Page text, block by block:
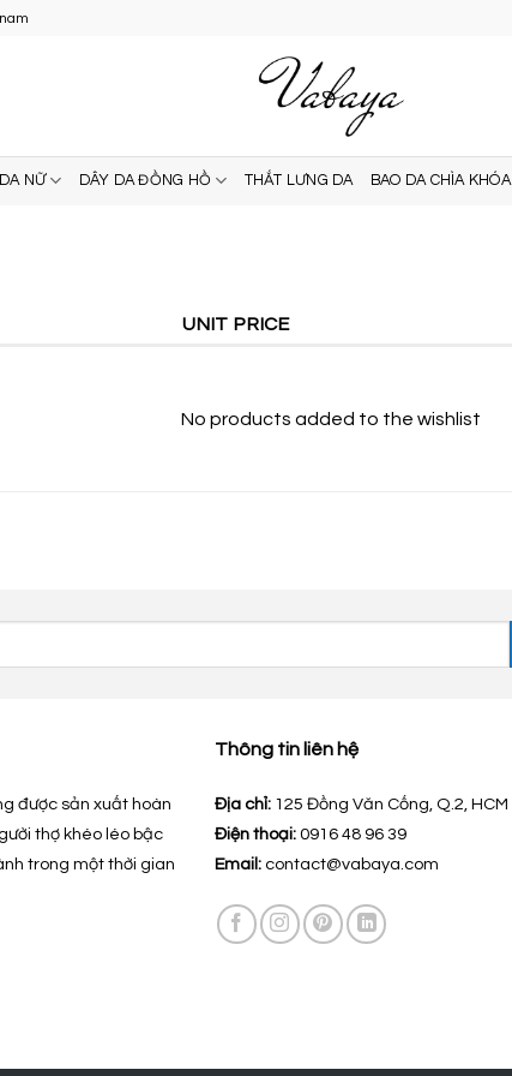
NỮ DÂY DA ĐỒNG HỒ THẮT LƯNG DA BAO DA CHÌA KHÓA
UNIT PRICE
No products added to the wishlist
được sản xuất hoàn
thợ khéo léo bậc
trong một thời gian
Thông tin liên hệ
Địa chỉ: 125 Đồng Văn Cống, Q.2, HCM
Điện thoại: 0916 48 96 39
Email: contact@vabaya.com